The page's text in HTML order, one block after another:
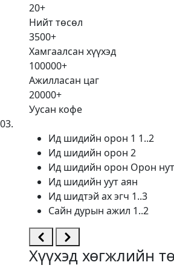
20+
Нийт төсөл
3500+
Хамгаалсан хүүхэд
100000+
Ажилласан цаг
20000+
Уусан кофе
03.
Ид шидийн орон 1 1..2
Ид шидийн орон 2
Ид шидийн орон Орон
Ид шидийн уут аян
Ид шидтэй ах эгч 1..3
Сайн дурын ажил 1..2
Хүүхэд хөгжлийн